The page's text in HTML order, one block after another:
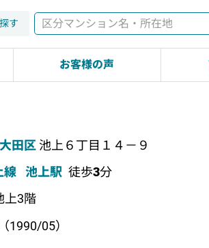
す
お客様の声
大田区 池上６丁目１４－９
線 池上駅 徒歩3分
上3階
1990/05）